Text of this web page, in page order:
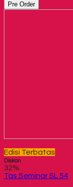
Pre Order
Edisi Terbatas
Diskon
32%
Tas Seminar SL 54